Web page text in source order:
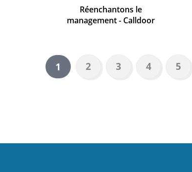
Réenchantons le
management - Calldoor
Page
courante
1 Page
2 Page
3 Page
4 5